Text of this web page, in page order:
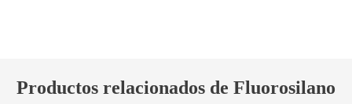
Productos relacionados de Fluorosilano